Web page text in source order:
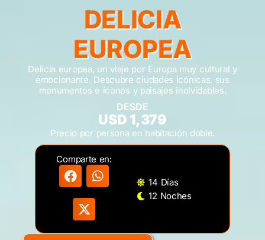
DELICIA
EUROPEA
Delicia europea, un viaje por Europa muy cultural y
emocionante. Descubre ciudades icónicas, sus
monumentos e íconos y paisajes inolvidables.
DESDE
USD 1,379
Precio por persona en habitación doble.
Comparte en:
14 Días
12 Noches